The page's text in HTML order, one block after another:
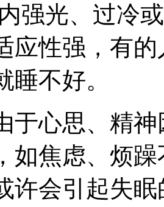
强光、过冷
应性强，有
睡不好。
心思、精神
如焦虑、烦
许会引起失